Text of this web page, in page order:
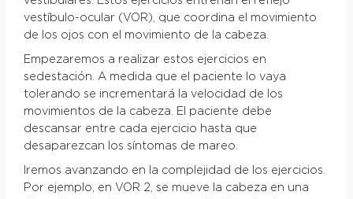
vestíbulo-ocular (VOR), que coordina el movimiento
de los ojos con el movimiento de la cabeza.
Empezaremos a realizar estos ejercicios en
sedestación. A medida que el paciente lo vaya
tolerando se incrementará la velocidad de los
movimientos de la cabeza. El paciente debe
descansar entre cada ejercicio hasta que
desaparezcan los síntomas de mareo.
Iremos avanzando en la complejidad de los ejercicios.
Por ejemplo, en VOR 2, se mueve la cabeza en una